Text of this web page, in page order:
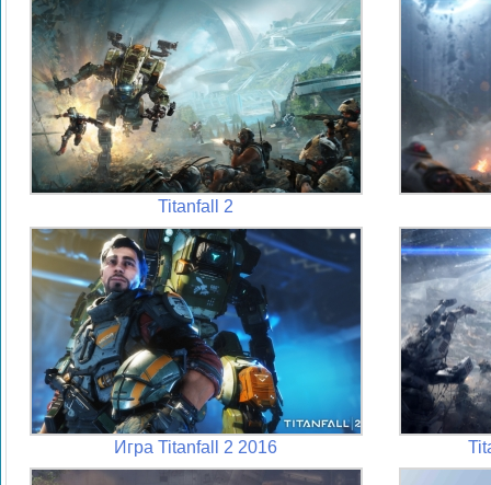
Titanfall 2
Игра Titanfall 2 2016